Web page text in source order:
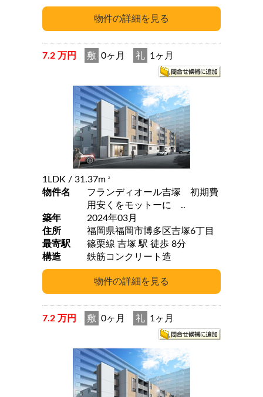
7.2 万円 敷 0ヶ月 礼 1ヶ月
1LDK / 31.37m 2
物件名
フランディオール吉塚 初期費
用安くをモットーに ..
築年
2024年03月
住所
福岡県福岡市博多区吉塚6丁目
最寄駅
篠栗線 吉塚 駅 徒歩 8分
構造
鉄筋コンクリート造
7.2 万円 敷 0ヶ月 礼 1ヶ月